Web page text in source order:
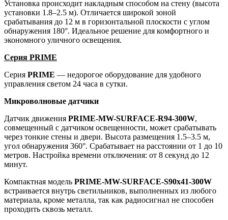
Установка происходит накладным способом на стену (высота
установки 1.8–2.5 м). Отличается широкой зоной
срабатывания до 12 м в горизонтальной плоскости с углом
обнаружения 180°. Идеальное решение для комфортного и
экономного уличного освещения.
Серия PRIME
Серия PRIME — недорогое оборудование для удобного
управления светом 24 часа в сутки.
Микроволновые датчики
Датчик движения PRIME-MW-SURFACE-R94-300W,
совмещенный с датчиком освещенности, может срабатывать
через тонкие стены и двери. Высота размещения 1.5–3.5 м,
угол обнаружения 360°. Срабатывает на расстоянии от 1 до 10
метров. Настройка времени отключения: от 8 секунд до 12
минут.
Компактная модель PRIME-MW-SURFACE-S90x41-300W
встраивается внутрь светильников, выполненных из любого
материала, кроме металла, так как радиосигнал не способен
проходить сквозь металл.